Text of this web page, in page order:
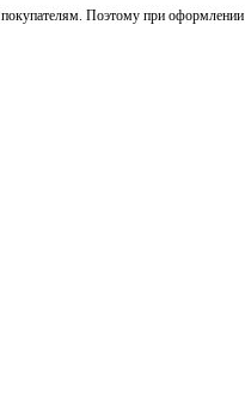
Поэтому при оформлении